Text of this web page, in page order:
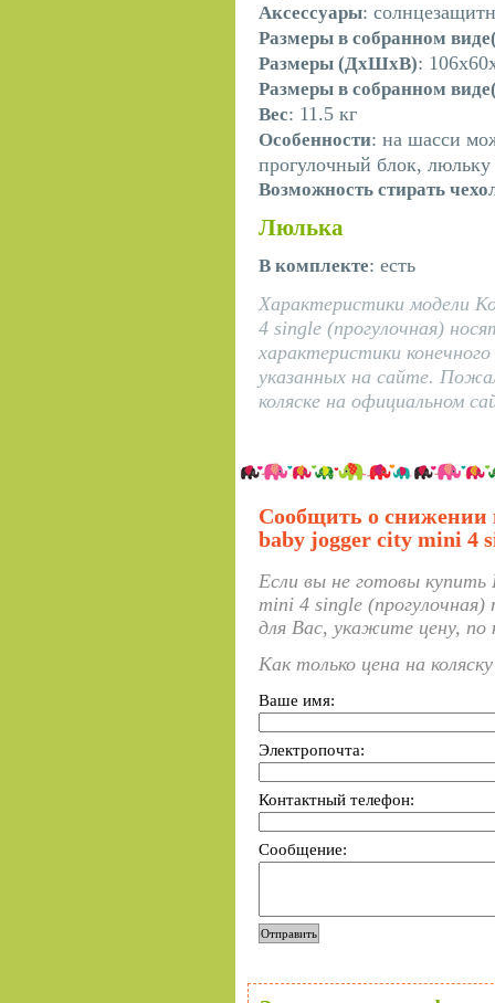
Аксессуары:
Размеры в собранном
Размеры (ДхШхВ):
Размеры в собранном
Вес: 11.5 кг
Особенности: на шасси
прогулочный блок, люльку
Возможность стирать
Люлька
В комплекте: есть
Характеристики модели
4 single (прогулочная)
характеристики
указанных на сайте.
коляске на официальном
Сообщить о снижении
baby jogger city mini 4
Если вы не готовы купить
mini 4 single
для Вас, укажите цену,
Как только цена на
Ваше имя:
Электропочта:
Контактный телефон:
Сообщение: